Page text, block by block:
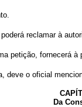
reclamar à
petição, fornecerá
o oficial
Da